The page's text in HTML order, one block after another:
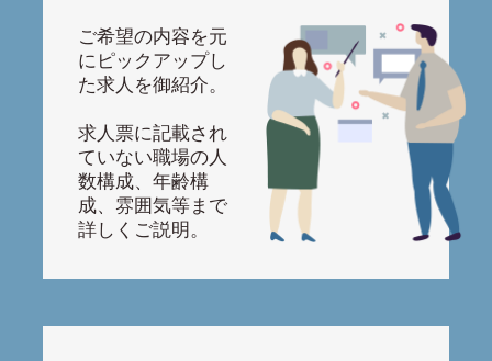
ご希望の内容を元
にピックアップし
た求人を御紹介。
求人票に記載され
ていない職場の人
数構成、年齢構
成、雰囲気等まで
詳しくご説明。